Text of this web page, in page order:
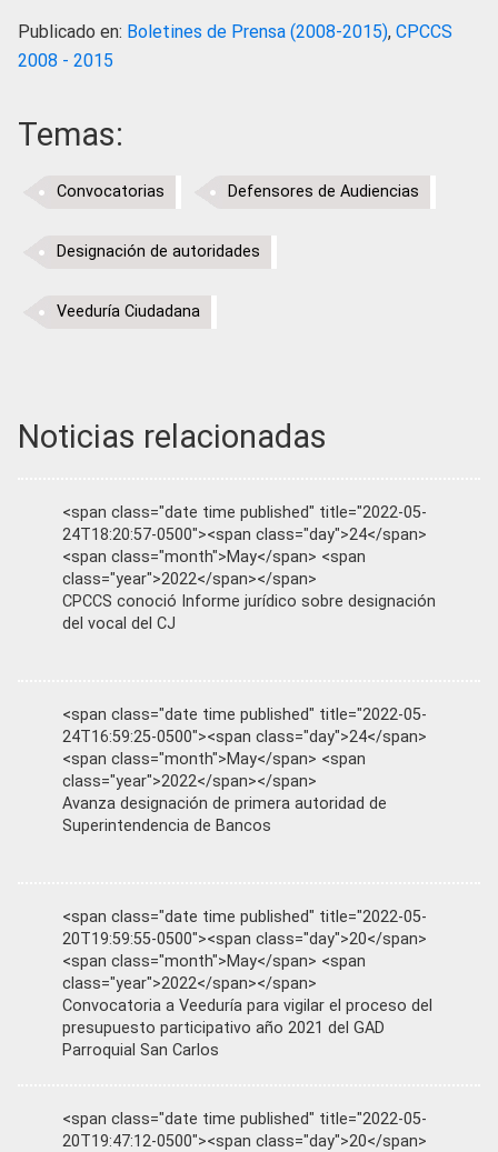
Publicado en: Boletines de Prensa (2008-2015), CPCCS
2008 - 2015
Temas:
Convocatorias Defensores de Audiencias
Designación de autoridades
Veeduría Ciudadana
Noticias relacionadas
<span class="date time published" title="2022-05-
24T18:20:57-0500"><span class="day">24</span>
<span class="month">May</span> <span
class="year">2022</span></span>
CPCCS conoció Informe jurídico sobre designación
del vocal del CJ
<span class="date time published" title="2022-05-
24T16:59:25-0500"><span class="day">24</span>
<span class="month">May</span> <span
class="year">2022</span></span>
Avanza designación de primera autoridad de
Superintendencia de Bancos
<span class="date time published" title="2022-05-
20T19:59:55-0500"><span class="day">20</span>
<span class="month">May</span> <span
class="year">2022</span></span>
Convocatoria a Veeduría para vigilar el proceso del
presupuesto participativo año 2021 del GAD
Parroquial San Carlos
<span class="date time published" title="2022-05-
20T19:47:12-0500"><span class="day">20</span>